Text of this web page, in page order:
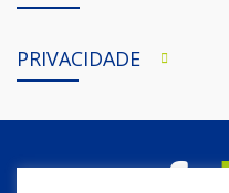
PRIVACIDADE